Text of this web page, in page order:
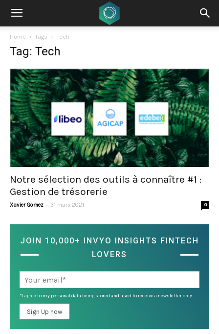
Home Tags Tech
Tag: Tech
Notre sélection des outils à connaître #1 :
Gestion de trésorerie
Xavier Gomez - 31 mars 2021 0
JOIN 10,000+ INVYO INSIGHTS FINTECH
LOVERS
*I agree to my personal data being stored and used to receive a newsletter only.